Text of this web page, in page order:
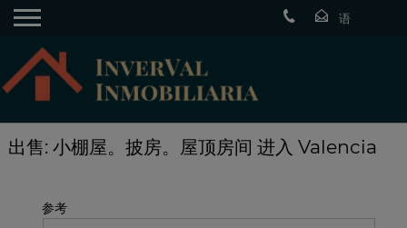
出售: 小棚屋。披房。屋顶房间 进入 Valencia
参考